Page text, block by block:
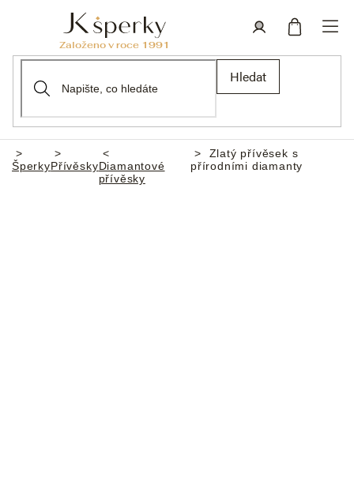
Hledat
Domů
ŠperkyPřívěskyDiamantové
přívěsky
Zlatý přívěsek s
přírodními diamanty